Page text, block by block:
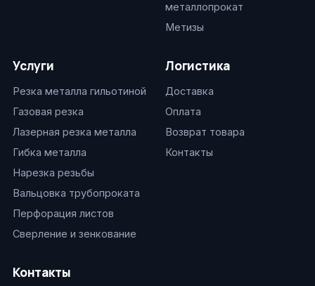
металлопрокат
Метизы
Услуги
Резка металла гильотиной
Газовая резка
Лазерная резка металла
Гибка металла
Нарезка резьбы
Вальцовка трубопроката
Перфорация листов
Сверление и зенкование
Логистика
Доставка
Оплата
Возврат товара
Контакты
Контакты